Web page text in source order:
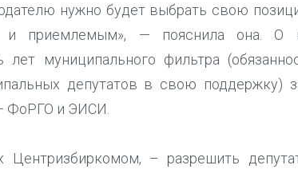
нужно будет выбрать свою
и приемлемым», — пояснила она. О
муниципального фильтра
депутатов в свою поддержку)
ФоРГО и ЭИСИ.
Центризбиркомом, – разрешить